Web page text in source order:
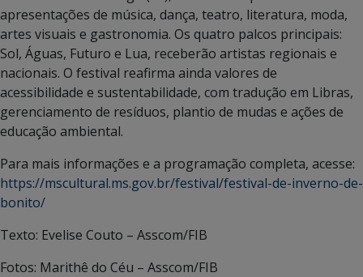
apresentações de música, dança, teatro, literatura, moda,
artes visuais e gastronomia. Os quatro palcos principais:
Sol, Águas, Futuro e Lua, receberão artistas regionais e
nacionais. O festival reafirma ainda valores de
acessibilidade e sustentabilidade, com tradução em Libras,
gerenciamento de resíduos, plantio de mudas e ações de
educação ambiental.
Para mais informações e a programação completa, acesse:
https://mscultural.ms.gov.br/festival/festival-de-inverno-de-
bonito/
Texto: Evelise Couto – Asscom/FIB
Fotos: Marithê do Céu – Asscom/FIB